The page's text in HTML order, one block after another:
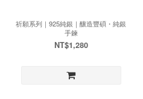
祈願系列｜925純銀｜釀造豐碩・純銀
手鍊
NT$1,280